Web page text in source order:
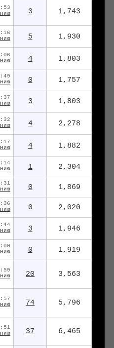
3 1,743
5 1,930
4 1,803
0 1,757
3 1,803
4 2,278
4 1,882
1 2,304
0 1,869
0 2,020
3 1,946
0 1,919
20 3,563
74 5,796
37 6,465